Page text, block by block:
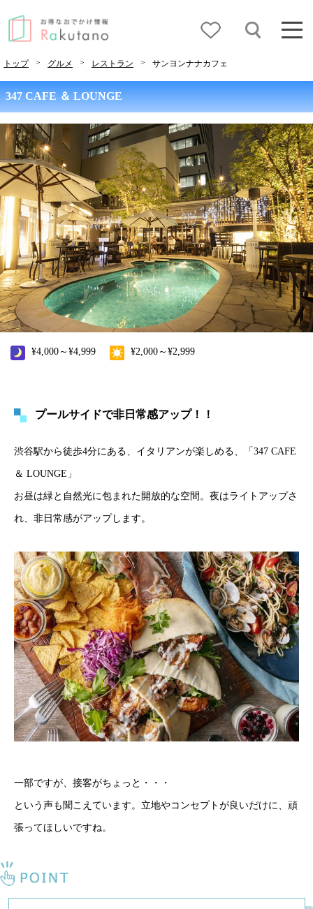
トップ > グルメ > レストラン > サンヨンナナカフェ
347 CAFE ＆ LOUNGE
¥4,000～¥4,999 ¥2,000～¥2,999
プールサイドで非日常感アップ！！
渋谷駅から徒歩4分にある、イタリアンが楽しめる、「347 CAFE
＆ LOUNGE」
お昼は緑と自然光に包まれた開放的な空間。夜はライトアップさ
れ、非日常感がアップします。
一部ですが、接客がちょっと・・・
という声も聞こえています。立地やコンセプトが良いだけに、頑
張ってほしいですね。